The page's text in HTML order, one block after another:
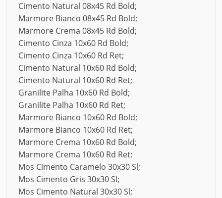
Cimento Natural 08x45 Rd Bold;
Marmore Bianco 08x45 Rd Bold;
Marmore Crema 08x45 Rd Bold;
Cimento Cinza 10x60 Rd Bold;
Cimento Cinza 10x60 Rd Ret;
Cimento Natural 10x60 Rd Bold;
Cimento Natural 10x60 Rd Ret;
Granilite Palha 10x60 Rd Bold;
Granilite Palha 10x60 Rd Ret;
Marmore Bianco 10x60 Rd Bold;
Marmore Bianco 10x60 Rd Ret;
Marmore Crema 10x60 Rd Bold;
Marmore Crema 10x60 Rd Ret;
Mos Cimento Caramelo 30x30 Sl;
Mos Cimento Gris 30x30 Sl;
Mos Cimento Natural 30x30 Sl;